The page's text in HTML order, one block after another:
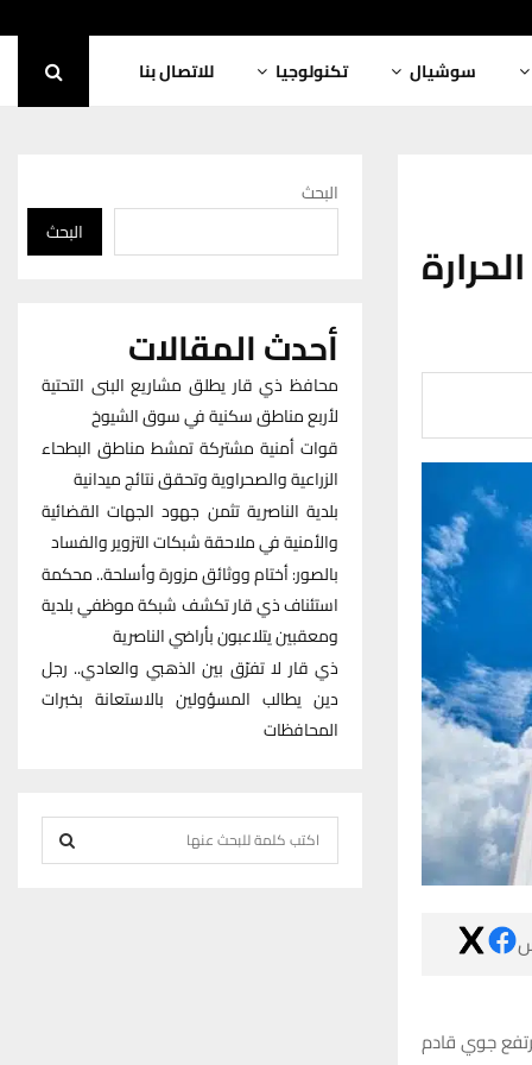
سوشيال تكنولوجيا للاتصال بنا
جوي قادم
البحث
البحث
أحدث المقالات
محافظ ذي قار يطلق مشاريع البنى التحتية
لأربع مناطق سكنية في سوق الشيوخ
قوات أمنية مشتركة تمشط مناطق البطحاء
الزراعية والصحراوية وتحقق نتائج ميدانية
بلدية الناصرية تثمن جهود الجهات القضائية
والأمنية في ملاحقة شبكات التزوير والفساد
بالصور: أختام ووثائق مزورة وأسلحة.. محكمة
استئناف ذي قار تكشف شبكة موظفي بلدية
ومعقبين يتلاعبون بأراضي الناصرية
ذي قار لا تفرّق بين الذهبي والعادي.. رجل
دين يطالب المسؤولين بالاستعانة بخبرات
المحافظات
e